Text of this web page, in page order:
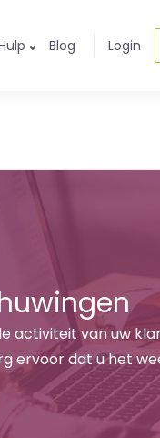
Blog Login
activiteit van uw
ervoor dat u het